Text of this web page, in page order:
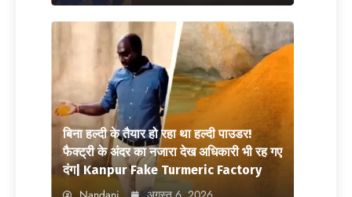
बिना हल्दी के तैयार हो रहा था हल्दी पाउडर!
फैक्ट्री के अंदर का नजारा देख अधिकारी भी रह गए
दंग| Kanpur Fake Turmeric Factory